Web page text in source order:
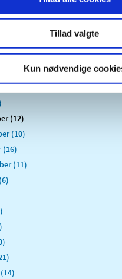
Tillad valgte
Kun nødvendige
(12)
(10)
(16)
(11)